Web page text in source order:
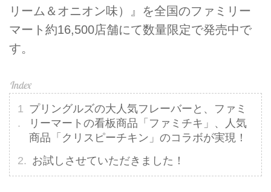
リーム＆オニオン味）』を全国のファミリー
マート約16,500店舗にて数量限定で発売中で
す。
プリングルズの大人気フレーバーと、ファミ
リーマートの看板商品「ファミチキ」、人気
商品「クリスピーチキン」のコラボが実現！
お試しさせていただきました！